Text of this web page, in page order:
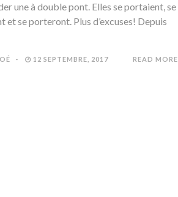
une à double pont. Elles se portaient, se
et se porteront. Plus d’excuses! Depuis
12 SEPTEMBRE, 2017 READ MORE